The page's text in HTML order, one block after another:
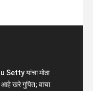
यांचा मोठा
खरे गुपित; वाचा